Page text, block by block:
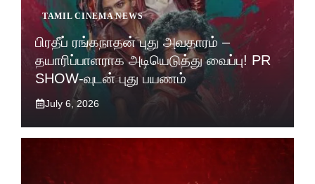
TAMIL CINEMA NEWS
பிரதீப் ரங்கநாதன் புது அவதாரம் –
தயாரிப்பாளராக அடியெடுத்து வைப்பு! PR
SHOW-வுடன் புது பயணம்
July 6, 2026